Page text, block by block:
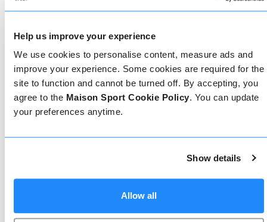
Help us improve your experience
We use cookies to personalise content, measure ads and
improve your experience. Some cookies are required for the
site to function and cannot be turned off. By accepting, you
agree to the Maison Sport Cookie Policy. You can update
your preferences anytime.
Show details
Allow all
semplice, il nostro team di esperti è sempre a
o parlate con il nostro team se avete bisogno di
assistenza.
Prenota online